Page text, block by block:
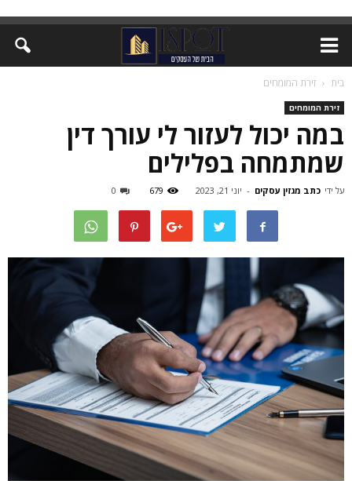
בית זירת המומחים
זירת המומחים
במה יכול לעזור לי עורך דין
שמתמחה בפלילים
על ידי כתב מגזין עסקים - יוני 21, 2023 679
0